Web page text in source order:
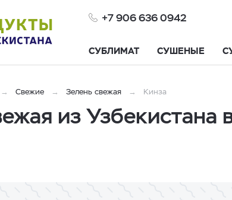
+7 906 636 0942
СУБЛИМАТ СУШЕНЫЕ
Свежие Зелень свежая Кинза
из Узбекистана